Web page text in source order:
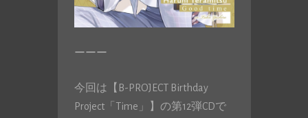
ーーー
今回は【B-PROJECT Birthday
Project「Time」】の第12弾CDで